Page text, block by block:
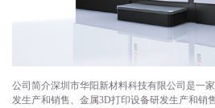
公司简介深圳市华阳新材料科技有限公司是一
发生产和销售、金属3D打印设备研发生产和销